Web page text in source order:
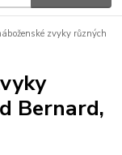
zvyky různých
Bernard,